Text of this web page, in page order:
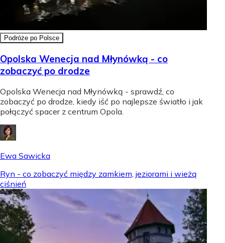
Podróże po Polsce
Opolska Wenecja nad Młynówką - co
zobaczyć po drodze
Opolska Wenecja nad Młynówką - sprawdź, co
zobaczyć po drodze, kiedy iść po najlepsze światło i jak
połączyć spacer z centrum Opola.
Ewa Sawicka
Ryn - co zobaczyć między zamkiem, jeziorami i wieżą
ciśnień